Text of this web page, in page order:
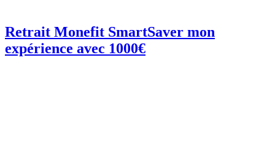
Retrait Monefit SmartSaver mon
expérience avec 1000€